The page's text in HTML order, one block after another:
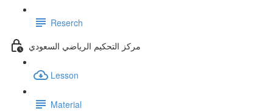
Reserch
مركز التحكيم الرياضي السعودي
Lesson
Material